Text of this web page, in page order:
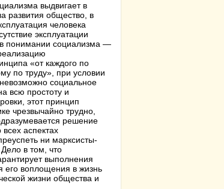
выдвигает в
развития общество, в
человека
эксплуатации
понимании социализма —
«от каждого по
по труду», при условии
социальное
всю простоту и
этот принцип
чрезвычайно трудно,
решение
аспектах
ни марксисты-
в том, что
выполнения
его воплощения в жизнь
жизни общества и